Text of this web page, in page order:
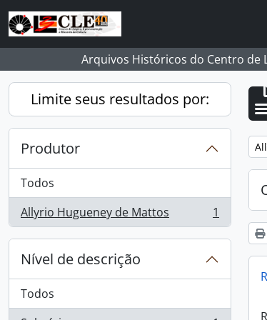
Skip to main content
Arquivos Históricos do Centro de
Limite seus resultados por:
Produtor
Todos
Allyrio Hugueney de Mattos
, 1 resultados 1
Nível de descrição
Todos